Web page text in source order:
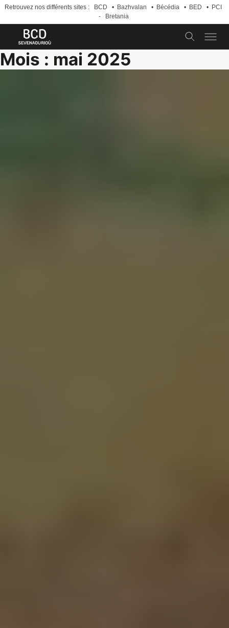
Retrouvez nos différents sites : BCD • Bazhvalan • Bécédia • BED •
PCI
-
Bretania
Skip
to
Mois : mai 2025